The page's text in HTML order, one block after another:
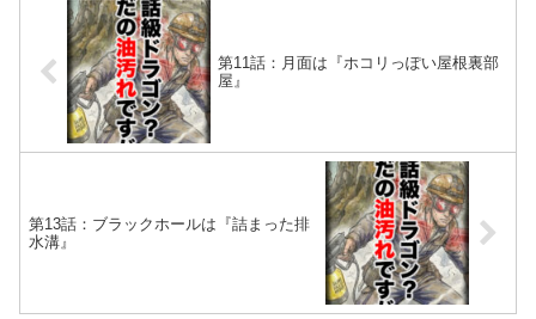
第11話：月面は『ホコリっぽい屋根裏部
屋』
第13話：ブラックホールは『詰まった排
水溝』